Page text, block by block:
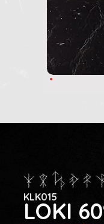
LOKI
KLK015